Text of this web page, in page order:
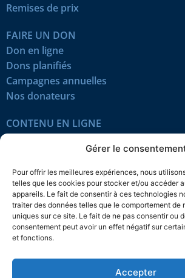
Gérer le
Pour offrir les meilleures expériences, nous
telles que les cookies pour stocker et/ou accéder
appareils. Le fait de consentir à ces technologies
traiter des données telles que le comportement de
uniques sur ce site. Le fait de ne pas consentir ou
consentement peut avoir un effet négatif sur
et fonctions.
Accepter
Remises de prix
FAIRE UN DON
Don en ligne
Dons planifiés
Campagnes annuelles
Nos donateurs
CONTENU EN LIGNE
Tous les articles
Œuvres du mois
En vidéo
SUIVEZ-NOUS